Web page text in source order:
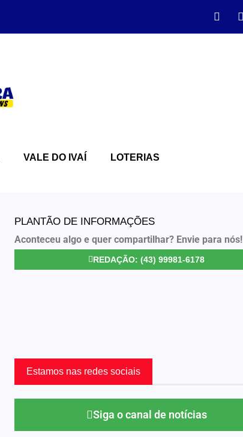
VALE DO IVAÍ LOTERIAS
PLANTÃO DE INFORMAÇÕES
Aconteceu algo e quer compartilhar? Envie para nós!
REDAÇÃO: (43) 99981-6178
Estamos nas redes sociais
Siga o canal de notícias